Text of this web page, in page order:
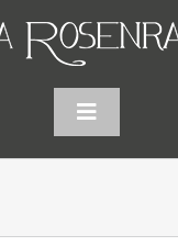
Toggle
Navigation